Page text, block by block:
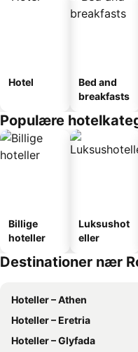
Hotel
Bed and
breakfasts
Populære
Billige
hoteller
Luksushot
eller
Destinationer nær
Hoteller – Athen
Hoteller – Eretria
Hoteller – Glyfada